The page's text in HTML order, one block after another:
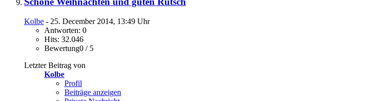
Kolbe - 25. December 2014, 13:49 Uhr
Antworten: 0
Hits: 32.046
Bewertung0 / 5
Letzter Beitrag von
Kolbe
Profil
Beiträge anzeigen